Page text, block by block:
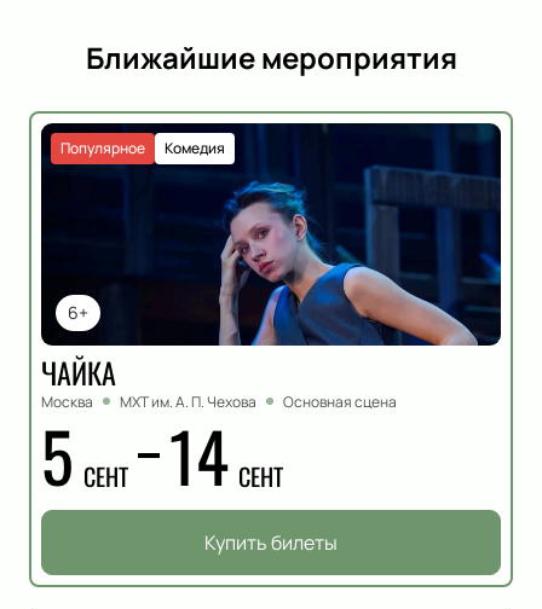
Ближайшие мероприятия
6+
Комедия
Популярное
ЧАЙКА
Москва МХТ им. А. П. Чехова Основная сцена
5 СЕНТ 14 СЕНТ
Купить билеты